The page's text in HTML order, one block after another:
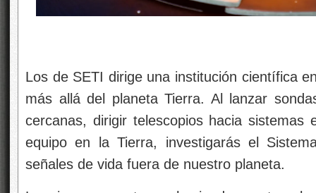
Los de SETI dirige una institución científica
más allá del planeta Tierra. Al lanzar
cercanas, dirigir telescopios hacia sistemas
equipo en la Tierra, investigarás el
señales de vida fuera de nuestro planeta.